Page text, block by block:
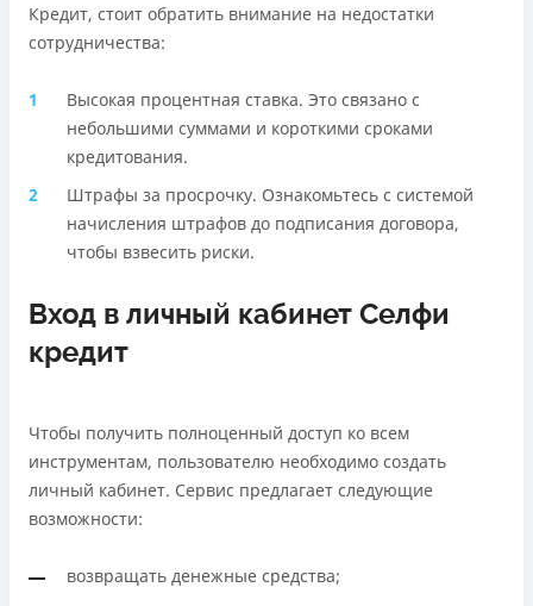
Кредит, стоит обратить внимание на недостатки
сотрудничества:
Высокая процентная ставка. Это связано с
небольшими суммами и короткими сроками
кредитования.
Штрафы за просрочку. Ознакомьтесь с системой
начисления штрафов до подписания договора,
чтобы взвесить риски.
Вход в личный кабинет Селфи
кредит
Чтобы получить полноценный доступ ко всем
инструментам, пользователю необходимо создать
личный кабинет. Сервис предлагает следующие
возможности:
возвращать денежные средства;